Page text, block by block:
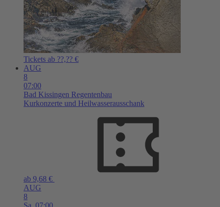
Tickets ab ??,?? €
AUG
8
07:00
Bad Kissingen Regentenbau
Kurkonzerte und Heilwasserausschank
ab 9,68 €
AUG
8
Sa, 07:00